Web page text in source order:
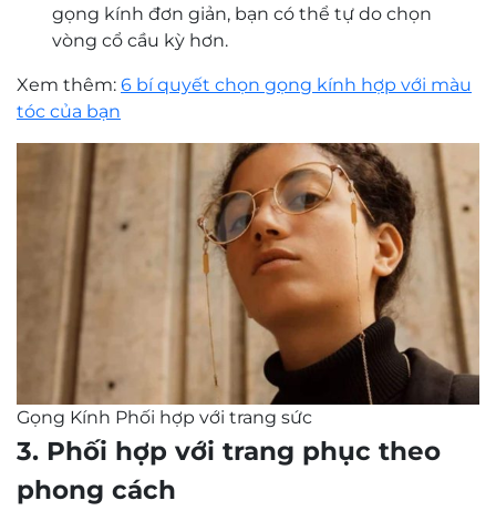
gọng kính đơn giản, bạn có thể tự do chọn
vòng cổ cầu kỳ hơn.
Xem thêm: 6 bí quyết chọn gọng kính hợp với màu
tóc của bạn
Gọng Kính Phối hợp với trang sức
3. Phối hợp với trang phục theo
phong cách